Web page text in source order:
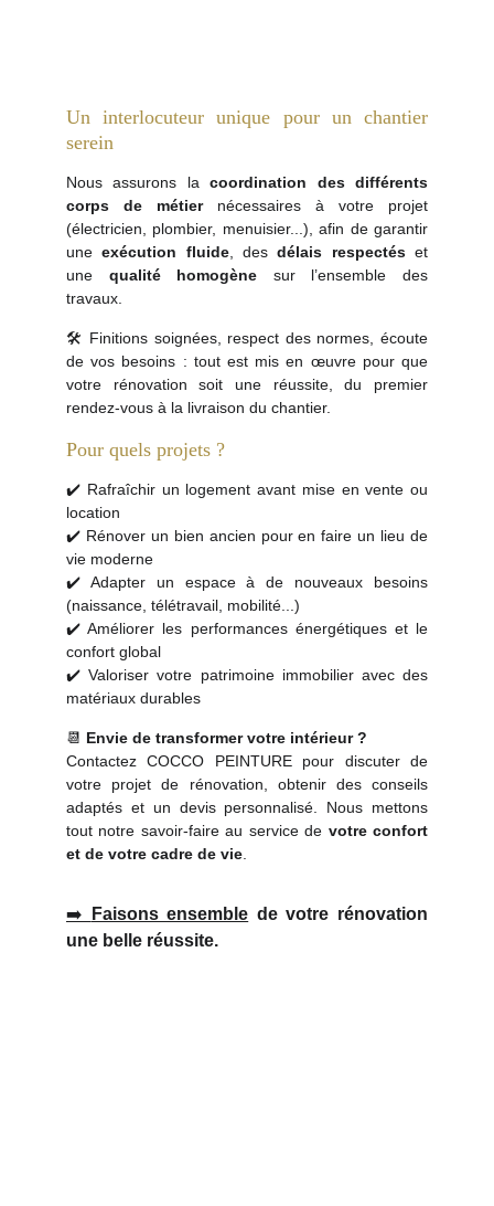
Un interlocuteur unique pour un chantier
serein
Nous assurons lacoordination des différents
corps de métiernécessaires à votre projet
(électricien, plombier, menuisier...), afin de garantir
uneexécution fluide, desdélais respectéset
une qualité homogène sur l’ensemble des
travaux.
🛠️ Finitions soignées, respect des normes, écoute
de vos besoins : tout est mis en œuvre pour que
votre rénovation soit une réussite, du premier
rendez-vous à la livraison du chantier.
Pour quels projets ?
✔️ Rafraîchir un logement avant mise en vente ou
location
✔️ Rénover un bien ancien pour en faire un lieu de
vie moderne
✔️ Adapter un espace à de nouveaux besoins
(naissance, télétravail, mobilité...)
✔️ Améliorer les performances énergétiques et le
confort global
✔️ Valoriser votre patrimoine immobilier avec des
matériaux durables
📆 Envie de transformer votre intérieur ?
Contactez COCCO PEINTURE pour discuter de
votre projet de rénovation, obtenir des conseils
adaptés et un devis personnalisé. Nous mettons
tout notre savoir-faire au service de votre confort
et de votre cadre de vie
➡️ Faisons ensemble de votre rénovation
une belle réussite.